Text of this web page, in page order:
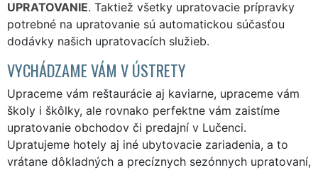
UPRATOVANIE. Taktiež všetky upratovacie prípravky
potrebné na upratovanie sú automatickou súčasťou
dodávky našich upratovacích služieb.
VYCHÁDZAME VÁM V ÚSTRETY
Upraceme vám reštaurácie aj kaviarne, upraceme vám
školy i škôlky, ale rovnako perfektne vám zaistíme
upratovanie obchodov či predajní v Lučenci.
Upratujeme hotely aj iné ubytovacie zariadenia, a to
vrátane dôkladných a precíznych sezónnych upratovaní,